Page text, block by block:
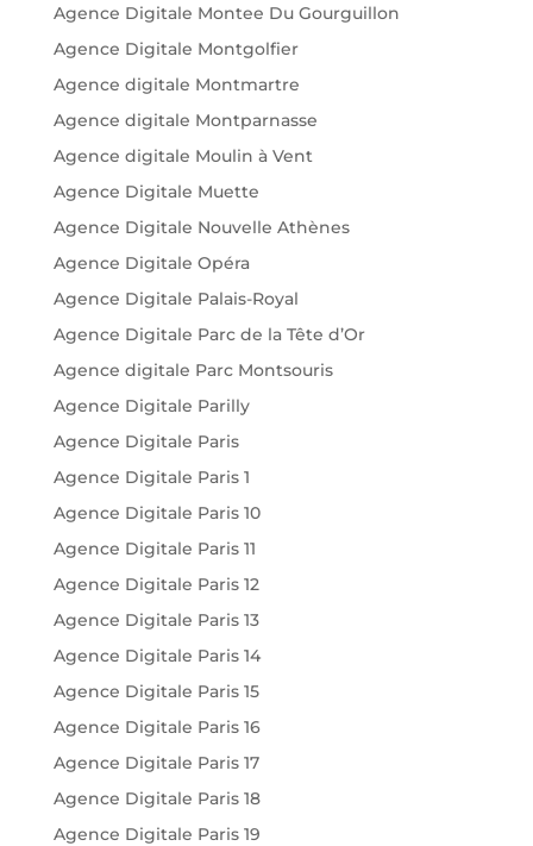
Agence Digitale Montee Du Gourguillon
Agence Digitale Montgolfier
Agence digitale Montmartre
Agence digitale Montparnasse
Agence digitale Moulin à Vent
Agence Digitale Muette
Agence Digitale Nouvelle Athènes
Agence Digitale Opéra
Agence Digitale Palais-Royal
Agence Digitale Parc de la Tête d’Or
Agence digitale Parc Montsouris
Agence Digitale Parilly
Agence Digitale Paris
Agence Digitale Paris 1
Agence Digitale Paris 10
Agence Digitale Paris 11
Agence Digitale Paris 12
Agence Digitale Paris 13
Agence Digitale Paris 14
Agence Digitale Paris 15
Agence Digitale Paris 16
Agence Digitale Paris 17
Agence Digitale Paris 18
Agence Digitale Paris 19